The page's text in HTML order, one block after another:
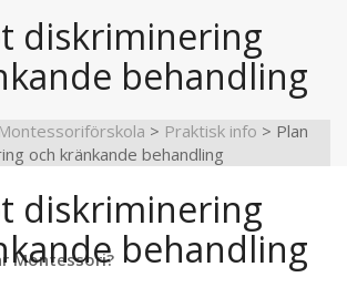
Montessori?
diskriminering
behandling
> Praktisk info > Plan
och kränkande behandling
diskriminering
behandling